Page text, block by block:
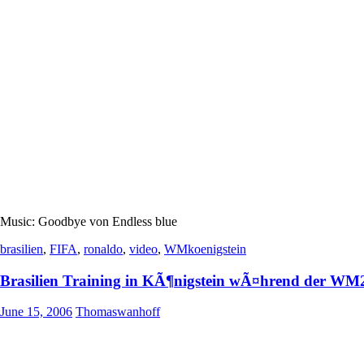
Music: Goodbye von Endless blue
brasilien, FIFA, ronaldo, video, WMkoenigstein
Brasilien Training in KÃ¶nigstein wÃ¤hrend der
June 15, 2006 Thomaswanhoff